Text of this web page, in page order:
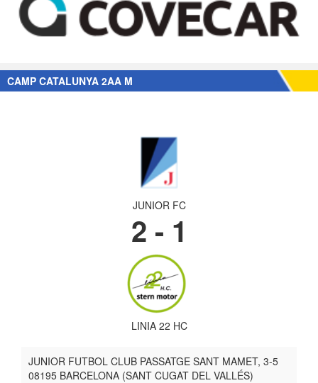
CAMP CATALUNYA 2AA M
JUNIOR FC
2 - 1
LINIA 22 HC
JUNIOR FUTBOL CLUB PASSATGE SANT MAMET, 3-5
08195 BARCELONA (SANT CUGAT DEL VALLÉS)